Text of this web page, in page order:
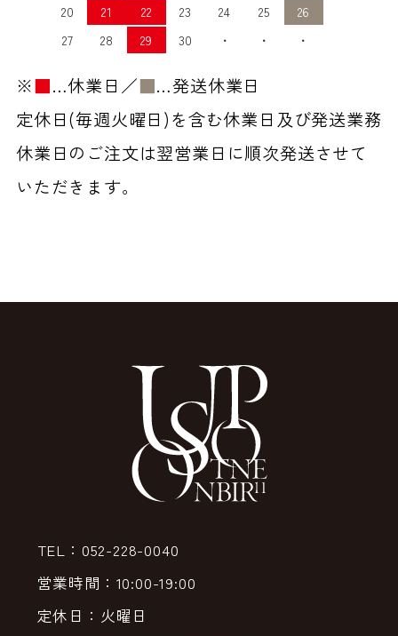
20
21 22 23 24 25
26
27
28 29 30 ・ ・ ・
※■…休業日／■…発送休業日
定休日(毎週火曜日)を含む休業日及び発送業務
休業日のご注文は翌営業日に順次発送させて
いただきます。
TEL：052-228-0040
営業時間：10:00-19:00
定休日：火曜日